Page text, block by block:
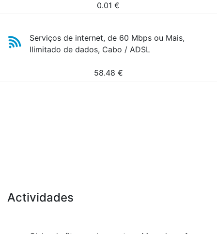
0.01 €
Serviços de internet, de 60 Mbps ou Mais,
Ilimitado de dados, Cabo / ADSL
58.48 €
Actividades